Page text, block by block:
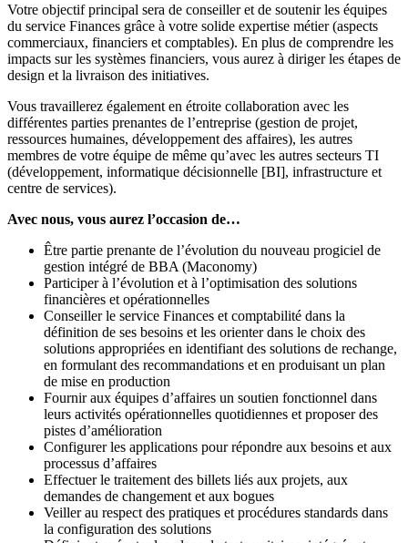
Votre objectif principal sera de conseiller et de soutenir les équipes
du service Finances grâce à votre solide expertise métier (aspects
commerciaux, financiers et comptables). En plus de comprendre les
impacts sur les systèmes financiers, vous aurez à diriger les étapes de
design et la livraison des initiatives.
Vous travaillerez également en étroite collaboration avec les
différentes parties prenantes de l’entreprise (gestion de projet,
ressources humaines, développement des affaires), les autres
membres de votre équipe de même qu’avec les autres secteurs TI
(développement, informatique décisionnelle [BI], infrastructure et
centre de services).
Avec nous, vous aurez l’occasion de…
Être partie prenante de l’évolution du nouveau progiciel de
gestion intégré de BBA (Maconomy)
Participer à l’évolution et à l’optimisation des solutions
financières et opérationnelles
Conseiller le service Finances et comptabilité dans la
définition de ses besoins et les orienter dans le choix des
solutions appropriées en identifiant des solutions de rechange,
en formulant des recommandations et en produisant un plan
de mise en production
Fournir aux équipes d’affaires un soutien fonctionnel dans
leurs activités opérationnelles quotidiennes et proposer des
pistes d’amélioration
Configurer les applications pour répondre aux besoins et aux
processus d’affaires
Effectuer le traitement des billets liés aux projets, aux
demandes de changement et aux bogues
Veiller au respect des pratiques et procédures standards dans
la configuration des solutions